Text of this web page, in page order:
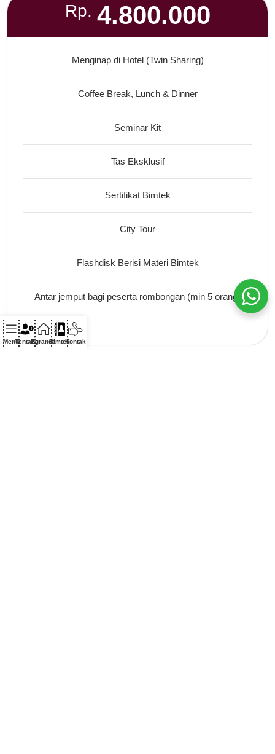
Rp. 4.800.000
Menginap di Hotel (Twin Sharing)
Coffee Break, Lunch & Dinner
Seminar Kit
Tas Eksklusif
Sertifikat Bimtek
City Tour
Flashdisk Berisi Materi Bimtek
Antar jemput bagi peserta rombongan (min 5 orang)
MenuTentangBerandaBimtekKontak